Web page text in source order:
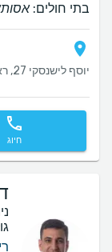
בתי חולים:
יוסף לישנסקי 27, ראשון לציון
חיוג